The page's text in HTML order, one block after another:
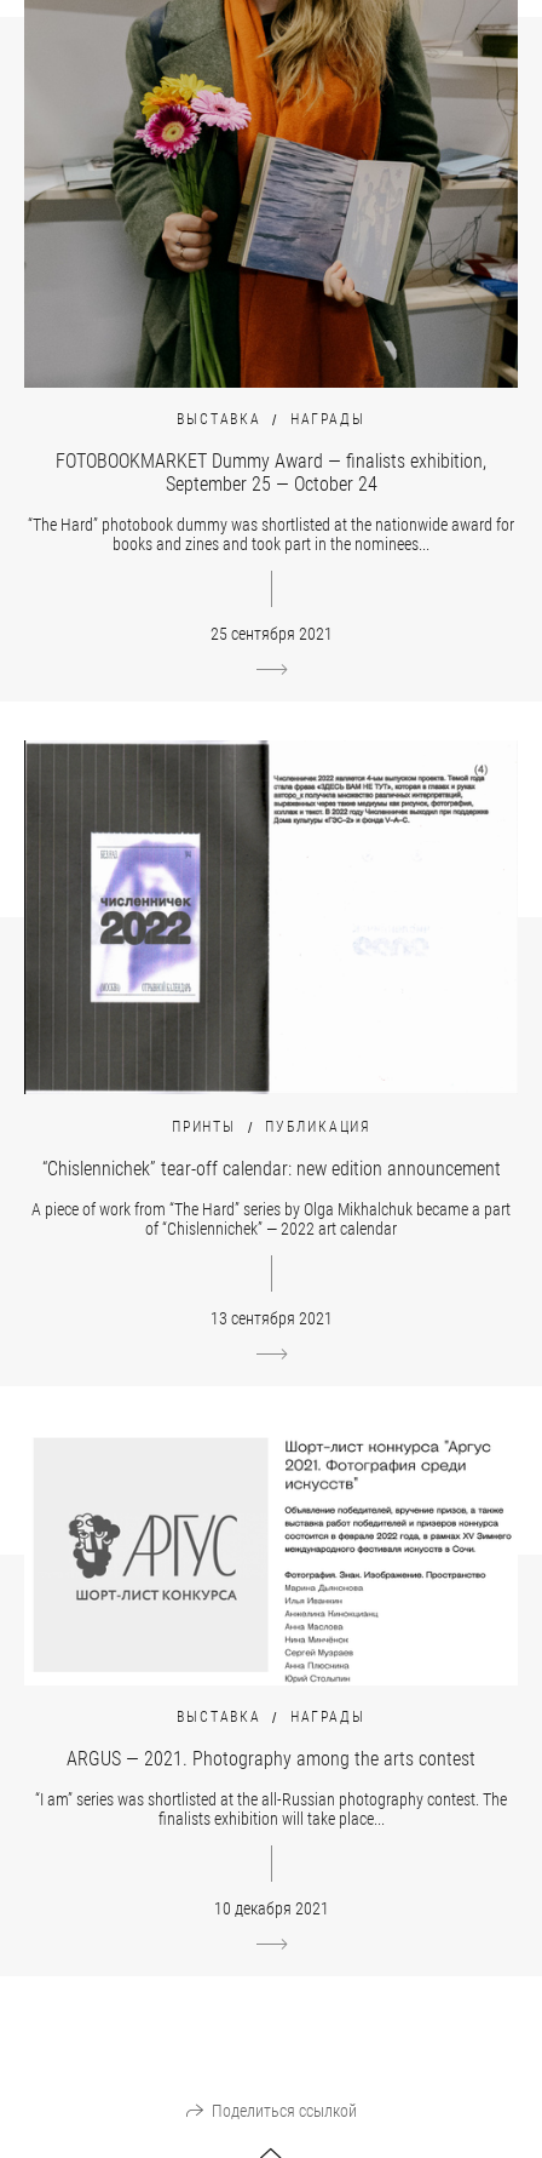
ВЫСТАВКА НАГРАДЫ
FOTOBOOKMARKET Dummy Award — finalists exhibition,
September 25 — October 24
“The Hard” photobook dummy was shortlisted at the nationwide award for
books and zines and took part in the nominees...
25 сентября 2021
ПРИНТЫ ПУБЛИКАЦИЯ
“Chislennichek” tear-off calendar: new edition announcement
A piece of work from “The Hard” series by Olga Mikhalchuk became a part
of “Chislennichek” — 2022 art calendar
13 сентября 2021
ВЫСТАВКА НАГРАДЫ
ARGUS — 2021. Photography among the arts contest
“I am” series was shortlisted at the all-Russian photography contest. The
finalists exhibition will take place...
10 декабря 2021
Поделиться ссылкой